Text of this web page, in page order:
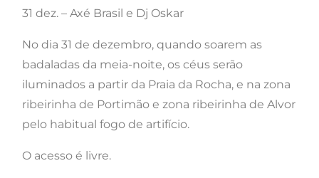
31 dez. – Axé Brasil e Dj Oskar
No dia 31 de dezembro, quando soarem as
badaladas da meia-noite, os céus serão
iluminados a partir da Praia da Rocha, e na zona
ribeirinha de Portimão e zona ribeirinha de Alvor
pelo habitual fogo de artifício.
O acesso é livre.